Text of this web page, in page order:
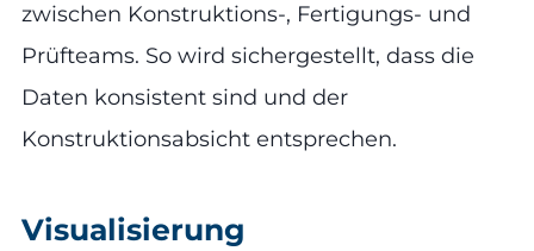
zwischen Konstruktions-, Fertigungs- und
Prüfteams. So wird sichergestellt, dass die
Daten konsistent sind und der
Konstruktionsabsicht entsprechen.
Visualisierung